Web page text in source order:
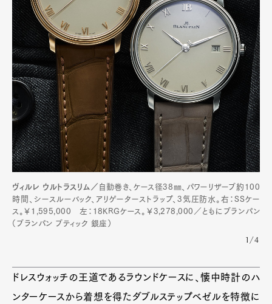
ヴィルレ ウルトラスリム／ 自動巻き、ケース径38㎜、パワーリザーブ約100
時間、シースルーバック、アリゲーターストラップ、3気圧防水。右：SSケー
ス。￥1,595,000 左：18KRGケース。￥3,278,000／ともにブランパン
（ブランパン ブティック 銀座）
1/4
ドレスウォッチの王道であるラウンドケースに、懐中時計のハ
ンターケースから着想を得たダブルステップベゼルを特徴に